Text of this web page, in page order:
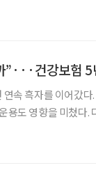
속 흑자를 이어갔
용도 영향을 미쳤다.